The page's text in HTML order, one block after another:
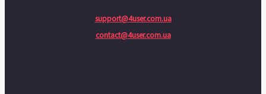
support@4user.com.ua
contact@4user.com.ua